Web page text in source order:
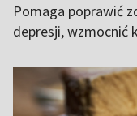
Pomaga poprawić
depresji, wzmocnić